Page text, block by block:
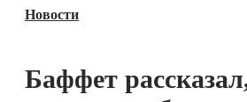
Блокчейн
Технологии
Новости
Баффет